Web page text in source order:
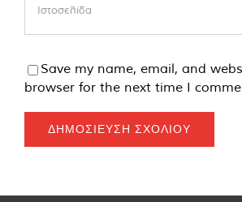
Save my name, email, and
browser for the next time I